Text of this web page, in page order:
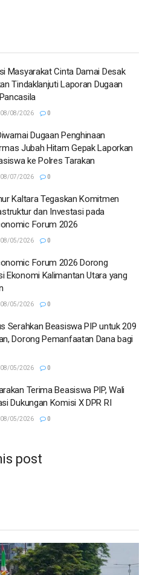
Masyarakat Cinta Damai Desak
Tindaklanjuti Laporan Dugaan
08/08/2026 0
Dugaan Penghinaan
Jubah Hitam Gepak Laporkan
ke Polres Tarakan
08/07/2026 0
Kaltara Tegaskan Komitmen
dan Investasi pada
Forum 2026
08/05/2026 0
Forum 2026 Dorong
Ekonomi Kalimantan Utara yang
08/05/2026 0
Serahkan Beasiswa PIP untuk 209
Dorong Pemanfaatan Dana bagi
08/05/2026 0
Terima Beasiswa PIP, Wali
Dukungan Komisi X DPR RI
08/05/2026 0
post